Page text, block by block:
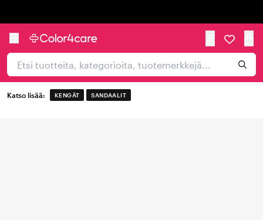
Katso lisää: KENGÄT SANDAALIT